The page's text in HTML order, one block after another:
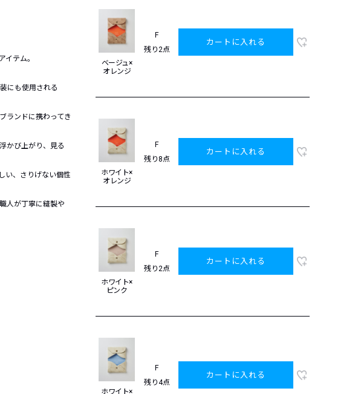
テム。
にも使用される
ランドに携わってき
かび上がり、見る
い、さりげない個性
人が丁寧に縫製や
ベージュ×
オレンジ
F
残り2点
カートに入れる
ホワイト×
オレンジ
F
残り8点
カートに入れる
ホワイト×
ピンク
F
残り2点
カートに入れる
ホワイト×
F
残り4点
カートに入れる